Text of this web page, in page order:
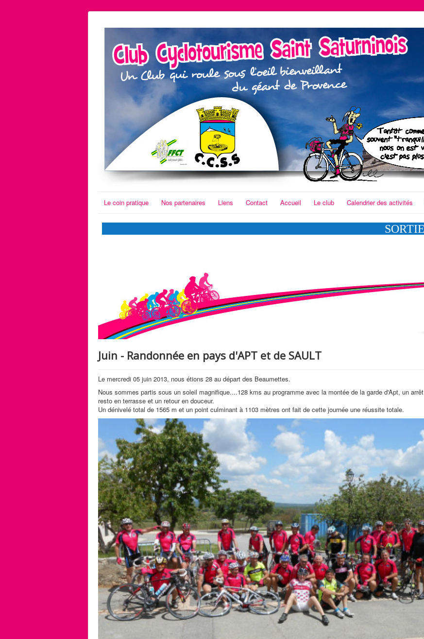
Le coin pratique Nos partenaires Liens Contact Accueil Le club Calendrier des activités
Juin - Randonnée en pays d'APT et de SAULT
Le mercredi 05 juin 2013, nous étions 28 au départ des Beaumettes.
Nous sommes partis sous un soleil magnifique....128 kms au programme avec la montée de la garde d'Apt, un arrêt
resto en terrasse et un retour en douceur.
Un dénivelé total de 1565 m et un point culminant à 1103 mètres ont fait de cette journée une réussite totale.